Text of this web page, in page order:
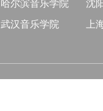
哈尔滨音乐学院
沈
武汉音乐学院 上